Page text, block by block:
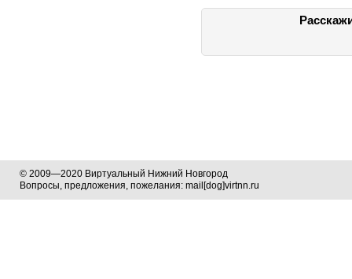
© 2009—2020 Виртуальный Нижний Новгород
Вопросы, предложения, пожелания: mail[dog]virtnn.ru